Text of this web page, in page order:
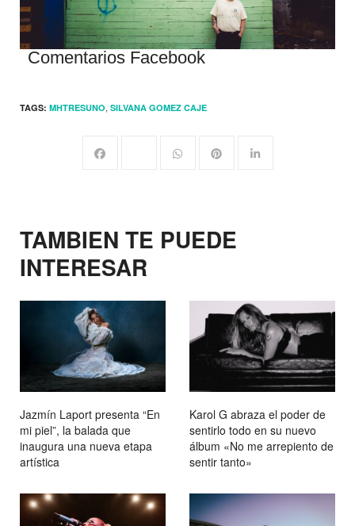
Comentarios Facebook
TAGS: MHTRESUNO, SILVANA GOMEZ CAJE
TAMBIEN TE PUEDE
INTERESAR
Jazmín Laport presenta “En
mi piel”, la balada que
inaugura una nueva etapa
artística
Karol G abraza el poder de
sentirlo todo en su nuevo
álbum «No me arrepiento de
sentir tanto»